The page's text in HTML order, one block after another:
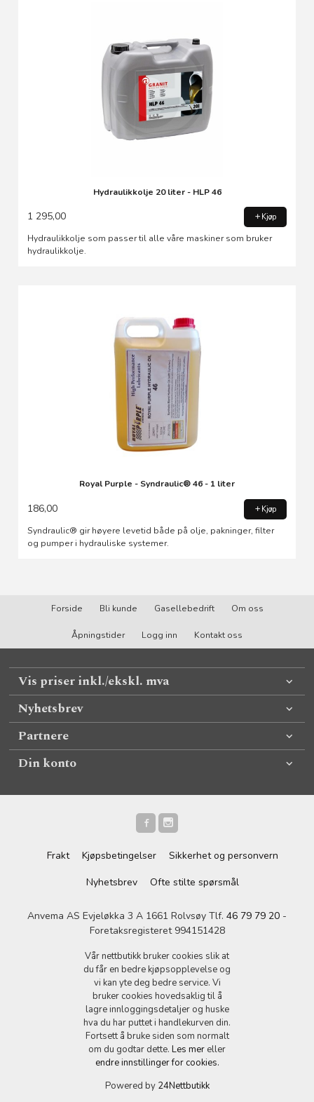
Hydraulikkolje 20 liter - HLP 46
1 295,00 Kjøp
Hydraulikkolje som passer til alle våre maskiner som bruker
hydraulikkolje.
Royal Purple - Syndraulic® 46 - 1 liter
186,00 Kjøp
Syndraulic® gir høyere levetid både på olje, pakninger, filter
og pumper i hydrauliske systemer.
Forside Bli kunde Gasellebedrift Om oss
Åpningstider Logg inn Kontakt oss
Vis priser inkl./ekskl. mva
Nyhetsbrev
Partnere
Din konto
Frakt Kjøpsbetingelser
Sikkerhet og personvern
Nyhetsbrev
Ofte stilte spørsmål
Anvema AS Evjeløkka 3 A 1661 Rolvsøy Tlf. 46 79 79 20 -
Foretaksregisteret 994151428
Vår nettbutikk bruker cookies slik at
du får en bedre kjøpsopplevelse og
vi kan yte deg bedre service. Vi
bruker cookies hovedsaklig til å
lagre innloggingsdetaljer og huske
hva du har puttet i handlekurven din.
Fortsett å bruke siden som normalt
om du godtar dette. Les mer eller
endre innstillinger for cookies.
Powered by 24Nettbutikk